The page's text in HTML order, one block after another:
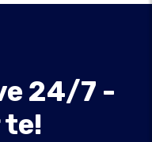
24/7 -
te!